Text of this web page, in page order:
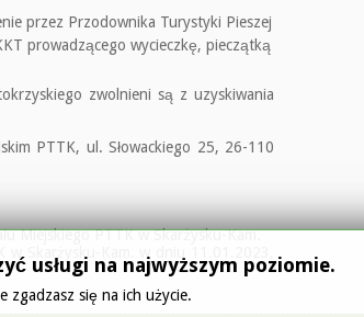
przez Przodownika Turystyki Pieszej
prowadzącego wycieczkę, pieczątką
zwolnieni są z uzyskiwania
PTTK, ul. Słowackiego 25, 26-110
Miejskiego PTTK w Skarżysku-Kam.
w Skarżysku-Kam. w dniu 11.01.2023,
usługi na najwyższym poziomie.
zgadzasz się na ich użycie.